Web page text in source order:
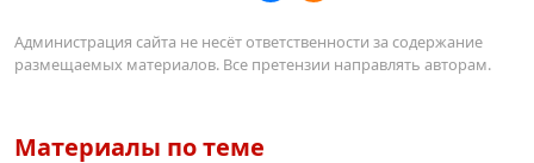
Администрация сайта не несёт ответственности за содержание
размещаемых материалов. Все претензии направлять авторам.
Материалы по теме